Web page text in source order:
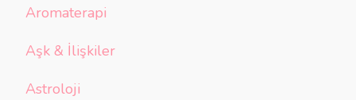
Aromaterapi
Aşk & İlişkiler
Astroloji